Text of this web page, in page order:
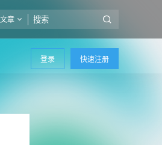
文章
登录 快速注册